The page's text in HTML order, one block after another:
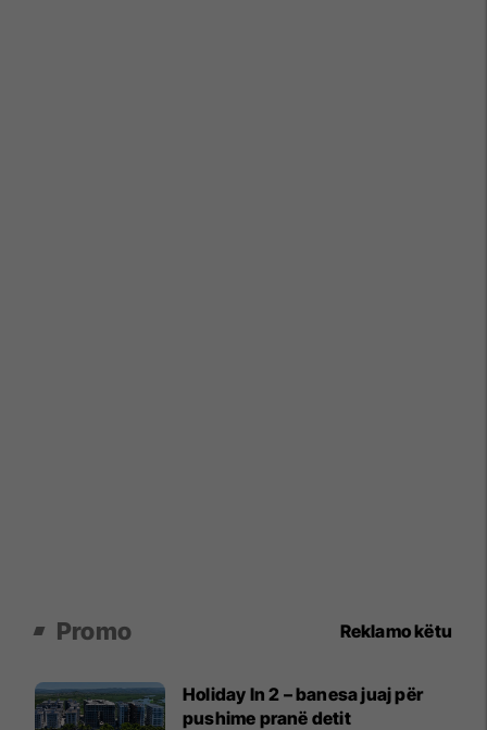
Promo Reklamo këtu
Holiday In 2 – banesa juaj për
pushime pranë detit